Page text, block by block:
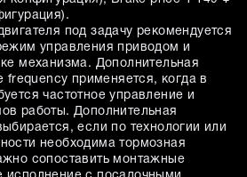
под задачу рекомендуется
управления приводом и
механизма. Дополнительная
frequency применяется, когда в
частотное управление и
работы. Дополнительная
если по технологии или
необходима тормозная
сопоставить монтажные